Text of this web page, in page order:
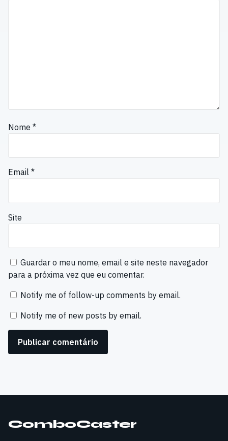
Nome *
Email *
Site
Guardar o meu nome, email e site neste navegador
para a próxima vez que eu comentar.
Notify me of follow-up comments by email.
Notify me of new posts by email.
ComboCaster